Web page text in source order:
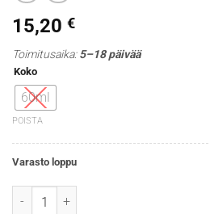
15,20 €
Toimitusaika:5–18 päivää
Koko
60ml
POISTA
Varasto loppu
WN Professional akryyli 515 Phthalo